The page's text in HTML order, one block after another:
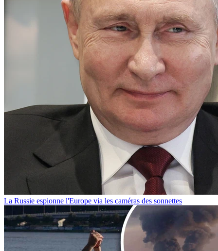
La Russie espionne l'Europe via les caméras des sonnettes